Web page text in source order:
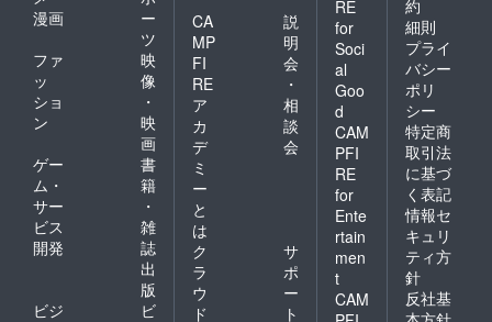
漫画
ー
ツ
ファ
ッ
ショ
ン
映
像
・
映
画
ゲー
ム・
サー
ビス
開発
書
籍
・
雑
誌
出
版
ビジ
ビ
CA
MP
FI
RE
ア
カ
デ
ミ
ー
と
は
説
明
会
・
相
談
会
ク
ラ
ウ
ド
サ
ポ
ー
ト
RE
for
Soci
al
Goo
d
CAM
PFI
RE
for
Ente
rtain
men
t
CAM
約
細則
プライ
バシー
ポリ
シー
特定商
取引法
に基づ
く表記
情報セ
キュリ
ティ方
針
反社基